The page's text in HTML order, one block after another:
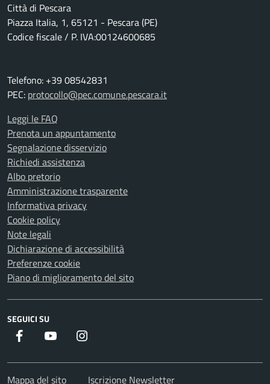
Città di Pescara
Piazza Italia, 1, 65121 - Pescara (PE)
Codice fiscale / P. IVA:00124600685
Telefono: +39 08542831
PEC: protocollo@pec.comune.pescara.it
Leggi le FAQ
Prenota un appuntamento
Segnalazione disservizio
Richiedi assistenza
Albo pretorio
Amministrazione trasparente
Informativa privacy
Cookie policy
Note legali
Dichiarazione di accessibilità
Preferenze cookie
Piano di miglioramento del sito
SEGUICI SU
Facebook Youtube
Mappa del sito Iscrizione Newsletter